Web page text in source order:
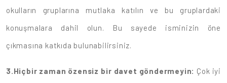
okulların gruplarına mutlaka katılın ve bu gruplardaki
konuşmalara dahil olun. Bu sayede isminizin öne
çıkmasına katkıda bulunabilirsiniz.
3.Hiçbir zaman özensiz bir davet göndermeyin: Çok iyi